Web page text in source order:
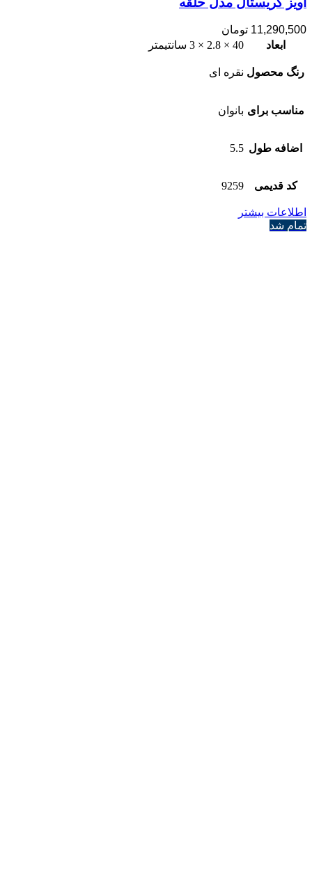
11,290,500 تومان
ابعاد
40 × 2.8 × 3 سانتیمتر
رنگ محصول نقره ای
مناسب برای بانوان
اضافه طول 5.5
کد قدیمی 9259
اطلاعات بیشتر
تمام شد